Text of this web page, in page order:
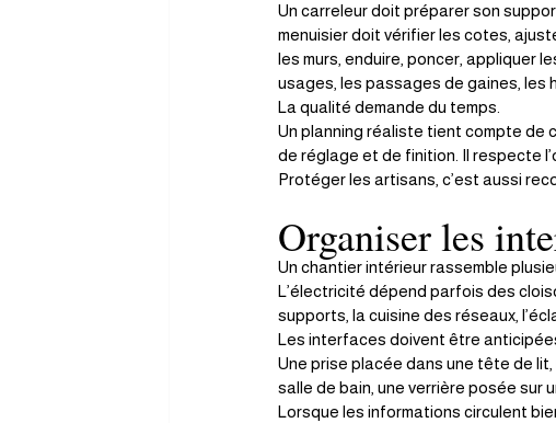
Un carreleur doit préparer son
menuisier doit vérifier les cotes,
les murs, enduire, poncer, appliquer
usages, les passages de gaines, les
La qualité demande du temps.
Un planning réaliste tient compte de
de réglage et de finition. Il respecte
Protéger les artisans, c’est aussi
Organiser les
Un chantier intérieur rassemble
L’électricité dépend parfois des
supports, la cuisine des réseaux,
Les interfaces doivent être
Une prise placée dans une tête de
salle de bain, une verrière posée sur
Lorsque les informations circulent